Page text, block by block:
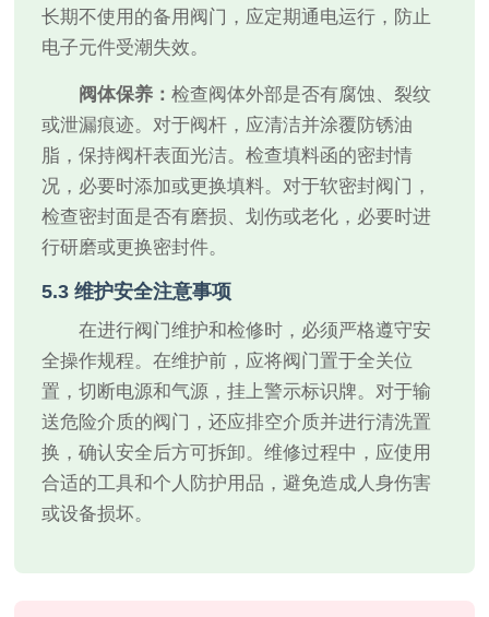
长期不使用的备用阀门，应定期通电运行，防止
电子元件受潮失效。
阀体保养：检查阀体外部是否有腐蚀、裂纹
或泄漏痕迹。对于阀杆，应清洁并涂覆防锈油
脂，保持阀杆表面光洁。检查填料函的密封情
况，必要时添加或更换填料。对于软密封阀门，
检查密封面是否有磨损、划伤或老化，必要时进
行研磨或更换密封件。
5.3 维护安全注意事项
在进行阀门维护和检修时，必须严格遵守安
全操作规程。在维护前，应将阀门置于全关位
置，切断电源和气源，挂上警示标识牌。对于输
送危险介质的阀门，还应排空介质并进行清洗置
换，确认安全后方可拆卸。维修过程中，应使用
合适的工具和个人防护用品，避免造成人身伤害
或设备损坏。